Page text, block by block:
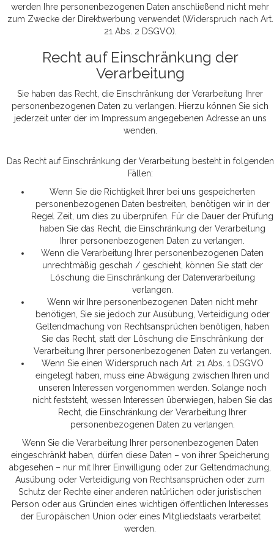
werden Ihre personenbezogenen Daten anschließend nicht mehr
zum Zwecke der Direktwerbung verwendet (Widerspruch nach Art.
21 Abs. 2 DSGVO).
Recht auf Einschränkung der
Verarbeitung
Sie haben das Recht, die Einschränkung der Verarbeitung Ihrer
personenbezogenen Daten zu verlangen. Hierzu können Sie sich
jederzeit unter der im Impressum angegebenen Adresse an uns
wenden.
Das Recht auf Einschränkung der Verarbeitung besteht in folgenden
Fällen:
Wenn Sie die Richtigkeit Ihrer bei uns gespeicherten
personenbezogenen Daten bestreiten, benötigen wir in der
Regel Zeit, um dies zu überprüfen. Für die Dauer der Prüfung
haben Sie das Recht, die Einschränkung der Verarbeitung
Ihrer personenbezogenen Daten zu verlangen.
Wenn die Verarbeitung Ihrer personenbezogenen Daten
unrechtmäßig geschah / geschieht, können Sie statt der
Löschung die Einschränkung der Datenverarbeitung
verlangen.
Wenn wir Ihre personenbezogenen Daten nicht mehr
benötigen, Sie sie jedoch zur Ausübung, Verteidigung oder
Geltendmachung von Rechtsansprüchen benötigen, haben
Sie das Recht, statt der Löschung die Einschränkung der
Verarbeitung Ihrer personenbezogenen Daten zu verlangen.
Wenn Sie einen Widerspruch nach Art. 21 Abs. 1 DSGVO
eingelegt haben, muss eine Abwägung zwischen Ihren und
unseren Interessen vorgenommen werden. Solange noch
nicht feststeht, wessen Interessen überwiegen, haben Sie das
Recht, die Einschränkung der Verarbeitung Ihrer
personenbezogenen Daten zu verlangen.
Wenn Sie die Verarbeitung Ihrer personenbezogenen Daten
eingeschränkt haben, dürfen diese Daten – von ihrer Speicherung
abgesehen – nur mit Ihrer Einwilligung oder zur Geltendmachung,
Ausübung oder Verteidigung von Rechtsansprüchen oder zum
Schutz der Rechte einer anderen natürlichen oder juristischen
Person oder aus Gründen eines wichtigen öffentlichen Interesses
der Europäischen Union oder eines Mitgliedstaats verarbeitet
werden.